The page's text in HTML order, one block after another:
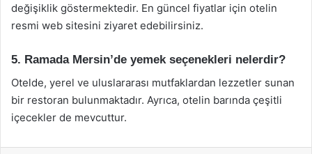
değişiklik göstermektedir. En güncel fiyatlar için otelin
resmi web sitesini ziyaret edebilirsiniz.
5. Ramada Mersin’de yemek seçenekleri nelerdir?
Otelde, yerel ve uluslararası mutfaklardan lezzetler sunan
bir restoran bulunmaktadır. Ayrıca, otelin barında çeşitli
içecekler de mevcuttur.